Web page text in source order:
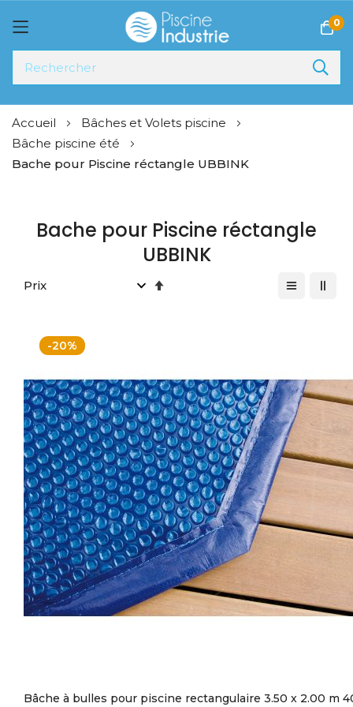
0
Allez
au
contenu
Accueil
Bâches et Volets piscine
Bâche piscine été
Bache pour Piscine réctangle UBBINK
Bache pour Piscine réctangle
UBBINK
-20%
Bâche à bulles pour piscine rectangulaire 3.50 x 2.00 m